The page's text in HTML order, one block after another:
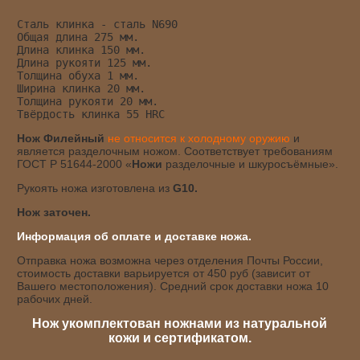
Сталь клинка - сталь N690
Общая длина 275 мм.
Длина клинка 150 мм.
Длина рукояти 125 мм.
Толщина обуха 1 мм.
Ширина клинка 20 мм.
Толщина рукояти 20 мм.
Твёрдость клинка 55 HRC
Нож Филейный не относится к холодному оружию и
является разделочным ножом. Соответствует требованиям
ГОСТ Р 51644-2000 «Ножи разделочные и шкуросъёмные».
Рукоять ножа изготовлена из G10.
Нож заточен.
Информация об оплате и доставке ножа.
Отправка ножа возможна через отделения Почты России,
стоимость доставки варьируется от 450 руб (зависит от
Вашего местоположения). Средний срок доставки ножа 10
рабочих дней.
Нож укомплектован ножнами из натуральной
кожи и сертификатом.